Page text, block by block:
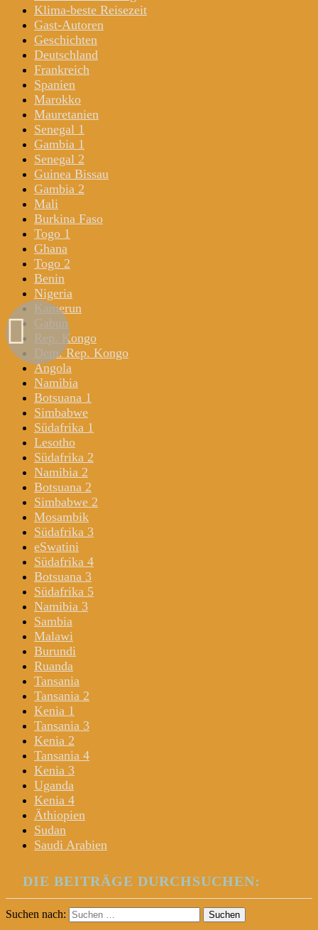
Klima-beste Reisezeit
Gast-Autoren
Geschichten
Deutschland
Frankreich
Spanien
Marokko
Mauretanien
Senegal 1
Gambia 1
Senegal 2
Guinea Bissau
Gambia 2
Mali
Burkina Faso
Togo 1
Ghana
Togo 2
Benin
Nigeria
Kamerun
Gabun
Rep. Kongo
Dem. Rep. Kongo
Angola
Namibia
Botsuana 1
Simbabwe
Südafrika 1
Lesotho
Südafrika 2
Namibia 2
Botsuana 2
Simbabwe 2
Mosambik
Südafrika 3
eSwatini
Südafrika 4
Botsuana 3
Südafrika 5
Namibia 3
Sambia
Malawi
Burundi
Ruanda
Tansania
Tansania 2
Kenia 1
Tansania 3
Kenia 2
Tansania 4
Kenia 3
Uganda
Kenia 4
Äthiopien
Sudan
Saudi Arabien
DIE BEITRÄGE DURCHSUCHEN:
Suchen nach: